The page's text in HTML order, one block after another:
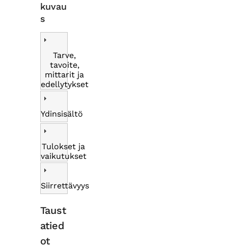
kuvau
s
Tarve,
tavoite,
mittarit ja
edellytykset
Ydinsisältö
Tulokset ja
vaikutukset
Siirrettävyys
Taust
atied
ot